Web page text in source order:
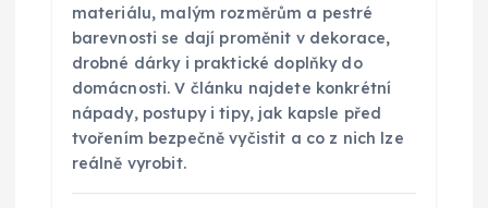
materiálu, malým rozměrům a pestré
barevnosti se dají proměnit v dekorace,
drobné dárky i praktické doplňky do
domácnosti. V článku najdete konkrétní
nápady, postupy i tipy, jak kapsle před
tvořením bezpečně vyčistit a co z nich lze
reálně vyrobit.